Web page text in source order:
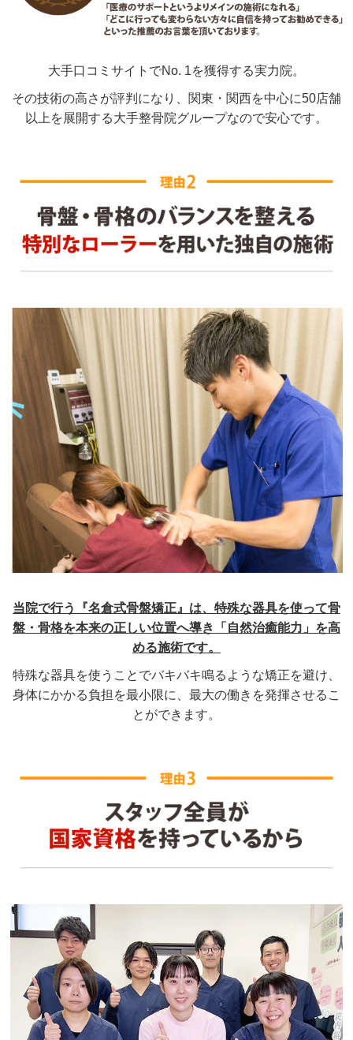
大手口コミサイトでNo. 1を獲得する実力院。
その技術の高さが評判になり、関東・関西を中心に50店舗
以上を展開する大手整骨院グループなので安心です。
当院で行う『名倉式骨盤矯正』は、特殊な器具を使って骨
盤・骨格を本来の正しい位置へ導き「自然治癒能力」を高
める施術です。
特殊な器具を使うことでバキバキ鳴るような矯正を避け、
身体にかかる負担を最小限に、最大の働きを発揮させるこ
とができます。